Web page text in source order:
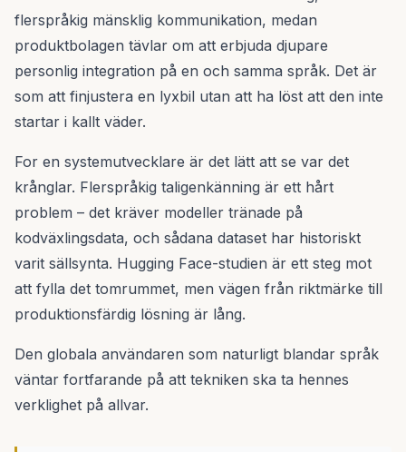
flerspråkig mänsklig kommunikation, medan
produktbolagen tävlar om att erbjuda djupare
personlig integration på en och samma språk. Det är
som att finjustera en lyxbil utan att ha löst att den inte
startar i kallt väder.
For en systemutvecklare är det lätt att se var det
krånglar. Flerspråkig taligenkänning är ett hårt
problem – det kräver modeller tränade på
kodväxlingsdata, och sådana dataset har historiskt
varit sällsynta. Hugging Face-studien är ett steg mot
att fylla det tomrummet, men vägen från riktmärke till
produktionsfärdig lösning är lång.
Den globala användaren som naturligt blandar språk
väntar fortfarande på att tekniken ska ta hennes
verklighet på allvar.